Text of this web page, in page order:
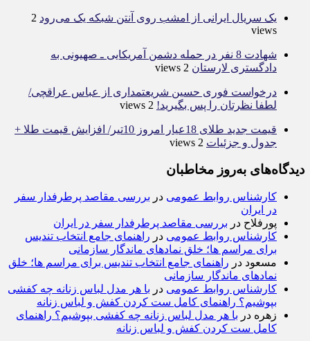
یک سریال ایرانی از امشب روی آنتن شبکه یک می‌رود 2
views
شهادت 8 نفر در حمله دشمن آمریکایی ـ صهیونی‌ به
دادگستری لارستان 2 views
درخواست فوری حسین شریعتمداری از عباس عراقچی/
لطفا نظرتان را پس بگیرید! 2 views
قیمت جدید طلای 18عیار امروز 10تیر/ افزایش قیمت طلا +
جدول و جزئیات 2 views
دیدگاه‌های به‌روز مخاطبان
کارشناس روابط عمومی در بررسی مقاصد پرطرفدار سفر
در ایران
پورفلاح در بررسی مقاصد پرطرفدار سفر در ایران
کارشناس روابط عمومی در راهنمای جامع انتخاب تندیس
برای مراسم ها؛ خلق نمادهای ماندگار سازمانی
مسعود در راهنمای جامع انتخاب تندیس برای مراسم ها؛ خلق
نمادهای ماندگار سازمانی
کارشناس روابط عمومی در با هر مدل لباس زنانه چه کفشی
بپوشیم؟ راهنمای کامل ست کردن کفش و لباس زنانه
زهره در با هر مدل لباس زنانه چه کفشی بپوشیم؟ راهنمای
کامل ست کردن کفش و لباس زنانه